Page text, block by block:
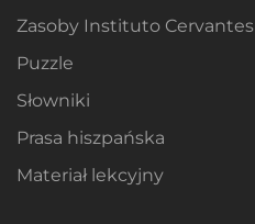
Zasoby Instituto Cervantes
Puzzle
Słowniki
Prasa hiszpańska
Materiał lekcyjny